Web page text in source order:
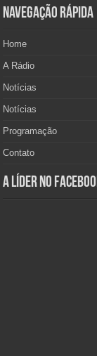
Navegação Rápida
Home
A Rádio
Notícias
Notícias
Programação
Contato
A Líder no